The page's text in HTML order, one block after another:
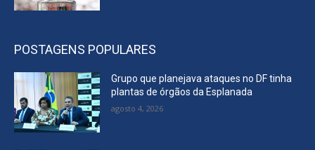
POSTAGENS POPULARES
Grupo que planejava ataques no DF tinha
plantas de órgãos da Esplanada
agosto 4, 2026